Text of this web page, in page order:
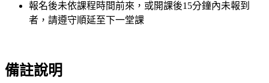
報名後未依課程時間前來，或開課後15分鐘內未報到
者，請遵守順延至下一堂課
備註說明